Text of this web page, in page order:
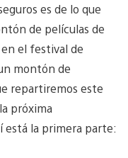
es de lo que
de películas de
el festival de
montón de
repartiremos este
próxima
está la primera parte: